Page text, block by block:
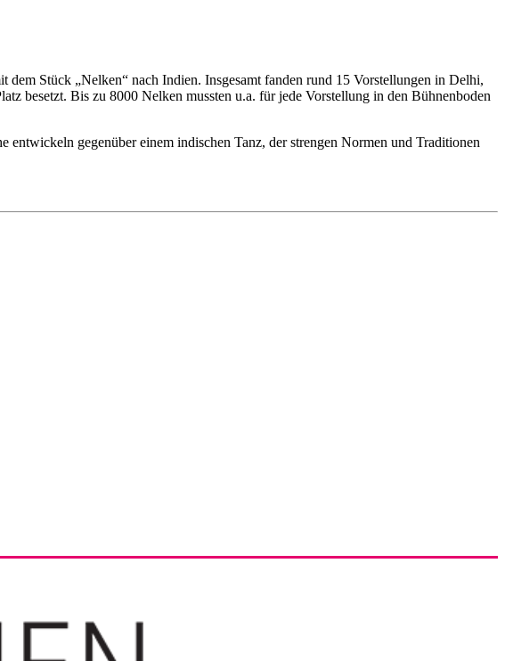
Stück „Nelken“ nach Indien. Insgesamt fanden rund 15 Vorstellungen in Delhi,
besetzt. Bis zu 8000 Nelken mussten u.a. für jede Vorstellung in den Bühnenboden
entwickeln gegenüber einem indischen Tanz, der strengen Normen und Traditionen